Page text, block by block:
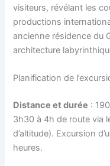
visiteurs, révélant les
productions
ancienne résidence du
architecture
Planification de
Distance et durée :
3h30 à 4h de route via
d’altitude). Excursion
heures.